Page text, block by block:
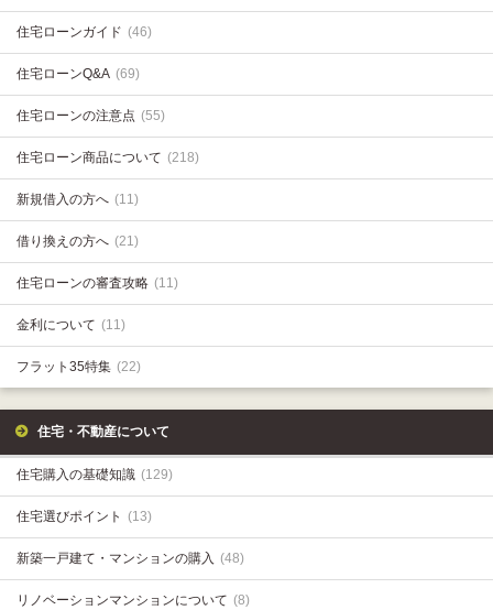
住宅ローンガイド (46)
住宅ローンQ&A (69)
住宅ローンの注意点 (55)
住宅ローン商品について (218)
新規借入の方へ (11)
借り換えの方へ (21)
住宅ローンの審査攻略 (11)
金利について (11)
フラット35特集 (22)
住宅・不動産について
住宅購入の基礎知識 (129)
住宅選びポイント (13)
新築一戸建て・マンションの購入 (48)
リノベーションマンションについて (8)